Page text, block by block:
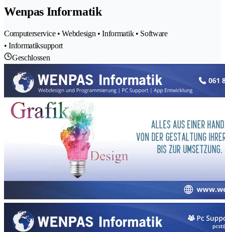
Wenpas Informatik
Computerservice • Webdesign • Informatik • Software
• Informatiksupport
Geschlossen